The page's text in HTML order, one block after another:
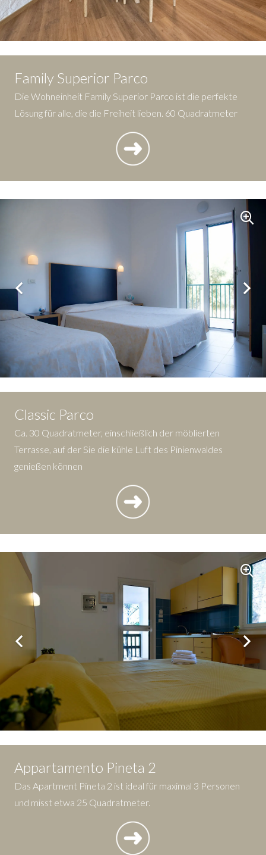
Family Superior Parco
Die Wohneinheit Family Superior Parco ist die perfekte
Lösung für alle, die die Freiheit lieben. 60 Quadratmeter
Classic Parco
Ca. 30 Quadratmeter, einschließlich der möblierten
Terrasse, auf der Sie die kühle Luft des Pinienwaldes
genießen können
Appartamento Pineta 2
Das Apartment Pineta 2 ist ideal für maximal 3 Personen
und misst etwa 25 Quadratmeter.